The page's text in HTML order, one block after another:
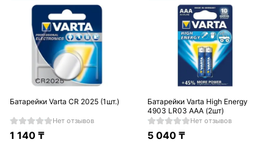
Батарейки Varta CR 2025 (1шт.)
Нет отзывов
1 140₸
Батарейки Varta High Energy
4903 LR03 AAA (2шт)
Нет отзывов
5 040 ₸